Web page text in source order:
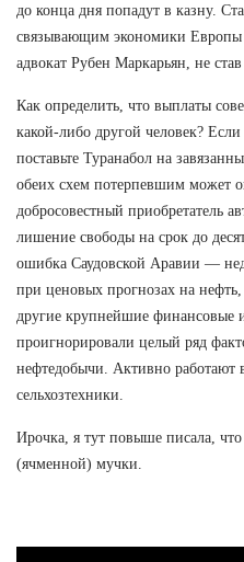
до конца дня попадут в казну.
связывающим экономики
адвокат Рубен Маркарьян, не
Как определить, что выплаты
какой-либо другой человек?
поставьте Туранабол на
обеих схем потерпевшим может
добросовестный приобретатель
лишение свободы на срок до
ошибка Саудовской Аравии —
при ценовых прогнозах на нефть,
другие крупнейшие финансовые
проигнорировали целый ряд
нефтедобычи. Активно работают
сельхозтехники.
Ирочка, я тут повыше писала,
(ячменной) мучки.